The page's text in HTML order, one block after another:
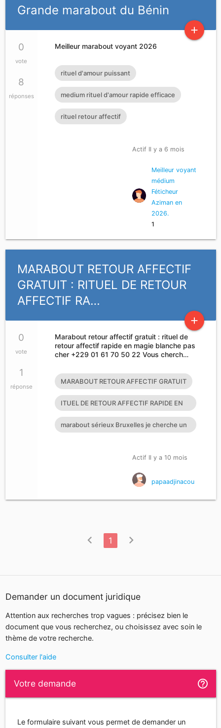
Grande marabout du Bénin
add
0
vote
8
réponses
Meilleur marabout voyant 2026
rituel d'amour puissant
medium rituel d'amour rapide efficace
rituel retour affectif
Actif Il y a 6 mois
Meilleur voyant
médium
Féticheur
Aziman en
2026.
1
MARABOUT RETOUR AFFECTIF
GRATUIT : RITUEL DE RETOUR
AFFECTIF RA…
add
0
vote
1
réponse
Marabout retour affectif gratuit : rituel de
retour affectif rapide en magie blanche pas
cher +229 01 61 70 50 22 Vous cherch…
MARABOUT RETOUR AFFECTIF GRATUIT
ITUEL DE RETOUR AFFECTIF RAPIDE EN
MAGIE BLANCHE PAS CHER
marabout sérieux Bruxelles je cherche un
Actif Il y a 10 mois
papaadjinacou
chevron_left 1 chevron_right
Demander un document juridique
Attention aux recherches trop vagues : précisez bien le
document que vous recherchez, ou choisissez avec soin le
thème de votre recherche.
Consulter l'aide
Votre demande help_outline
Le formulaire suivant vous permet de demander un